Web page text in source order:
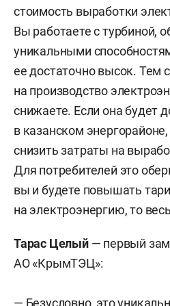
стоимость выработки
Вы работаете с турбиной,
уникальными
ее достаточно высок. Тем
на производство
снижаете. Если она будет
в казанском
снизить затраты на
Для потребителей это
вы и будете повышать
на электроэнергию, то
Тарас Целый— первый
АО «КрымТЭЦ»:
— Безусловно, это